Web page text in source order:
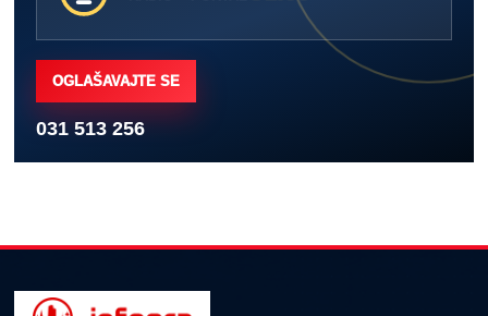
OGLAŠAVAJTE SE
031 513 256